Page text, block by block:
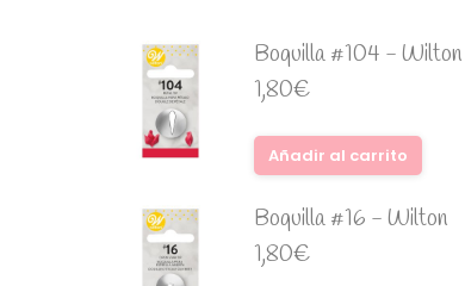
Boquilla #104 - Wilton
1,80€
Añadir al carrito
Boquilla #16 - Wilton
1,80€